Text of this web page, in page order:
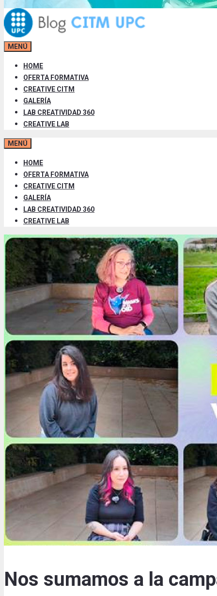
MENÚ
HOME
OFERTA FORMATIVA
CREATIVE CITM
GALERÍA
LAB CREATIVIDAD 360
CREATIVE LAB
MENÚ
HOME
OFERTA FORMATIVA
CREATIVE CITM
GALERÍA
LAB CREATIVIDAD 360
CREATIVE LAB
Nos sumamos a la